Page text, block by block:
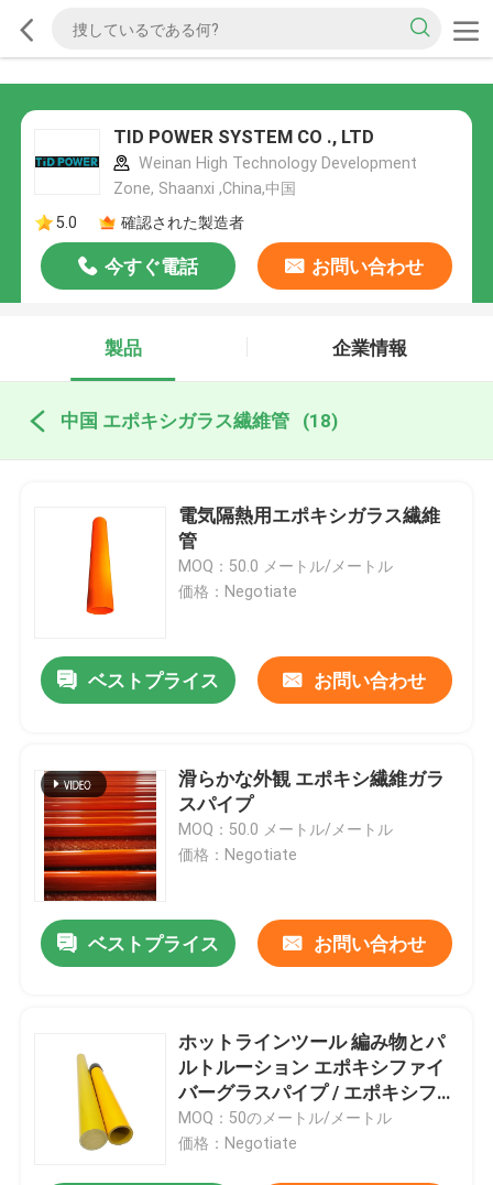
TID POWER SYSTEM CO ., LTD
Weinan High Technology Development
Zone, Shaanxi ,China,中国
5.0
確認された製造者
今すぐ電話 お問い合わせ
製品 企業情報
中国 エポキシガラス繊維管 (18)
電気隔熱用エポキシガラス繊維
管
MOQ：50.0 メートル/メートル
価格：Negotiate
ベストプライス お問い合わせ
滑らかな外観 エポキシ繊維ガラ
スパイプ
MOQ：50.0 メートル/メートル
価格：Negotiate
ベストプライス お問い合わせ
ホットラインツール 編み物とパ
ルトルーション エポキシファイ
バーグラスパイプ / エポキシファ
イバーグラスチューブ
MOQ：50のメートル/メートル
価格：Negotiate